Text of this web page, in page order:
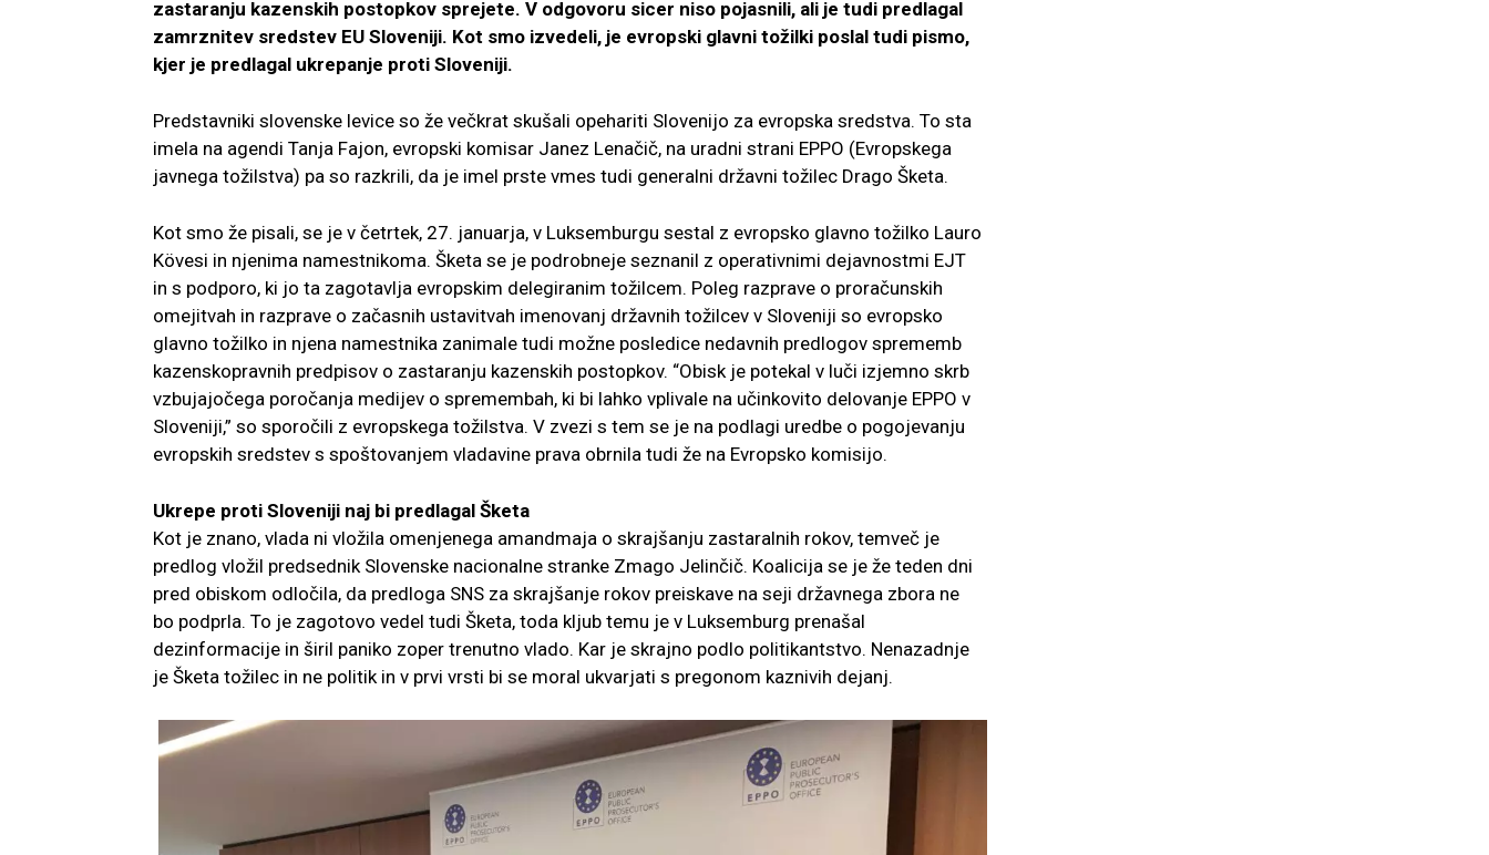
zastaranju kazenskih postopkov sprejete. V odgovoru sicer niso pojasnili, ali je tudi predlagal
zamrznitev sredstev EU Sloveniji. Kot smo izvedeli, je evropski glavni tožilki poslal tudi pismo,
kjer je predlagal ukrepanje proti Sloveniji.
Predstavniki slovenske levice so že večkrat skušali opehariti Slovenijo za evropska sredstva. To sta
imela na agendi Tanja Fajon, evropski komisar Janez Lenačič, na uradni strani EPPO (Evropskega
javnega tožilstva) pa so razkrili, da je imel prste vmes tudi generalni državni tožilec Drago Šketa.
Kot smo že pisali, se je v četrtek, 27. januarja, v Luksemburgu sestal z evropsko glavno tožilko Lauro
Kövesi in njenima namestnikoma. Šketa se je podrobneje seznanil z operativnimi dejavnostmi EJT
in s podporo, ki jo ta zagotavlja evropskim delegiranim tožilcem. Poleg razprave o proračunskih
omejitvah in razprave o začasnih ustavitvah imenovanj državnih tožilcev v Sloveniji so evropsko
glavno tožilko in njena namestnika zanimale tudi možne posledice nedavnih predlogov sprememb
kazenskopravnih predpisov o zastaranju kazenskih postopkov. “Obisk je potekal v luči izjemno skrb
vzbujajočega poročanja medijev o spremembah, ki bi lahko vplivale na učinkovito delovanje EPPO v
Sloveniji,” so sporočili z evropskega tožilstva. V zvezi s tem se je na podlagi uredbe o pogojevanju
evropskih sredstev s spoštovanjem vladavine prava obrnila tudi že na Evropsko komisijo.
Ukrepe proti Sloveniji naj bi predlagal Šketa
Kot je znano, vlada ni vložila omenjenega amandmaja o skrajšanju zastaralnih rokov, temveč je
predlog vložil predsednik Slovenske nacionalne stranke Zmago Jelinčič. Koalicija se je že teden dni
pred obiskom odločila, da predloga SNS za skrajšanje rokov preiskave na seji državnega zbora ne
bo podprla. To je zagotovo vedel tudi Šketa, toda kljub temu je v Luksemburg prenašal
dezinformacije in širil paniko zoper trenutno vlado. Kar je skrajno podlo politikantstvo. Nenazadnje
je Šketa tožilec in ne politik in v prvi vrsti bi se moral ukvarjati s pregonom kaznivih dejanj.